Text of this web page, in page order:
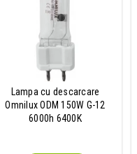
Lampa cu descarcare
Omnilux ODM 150W G-12
6000h 6400K